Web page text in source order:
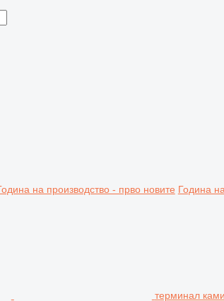
на производство - прво новите Година
терминал